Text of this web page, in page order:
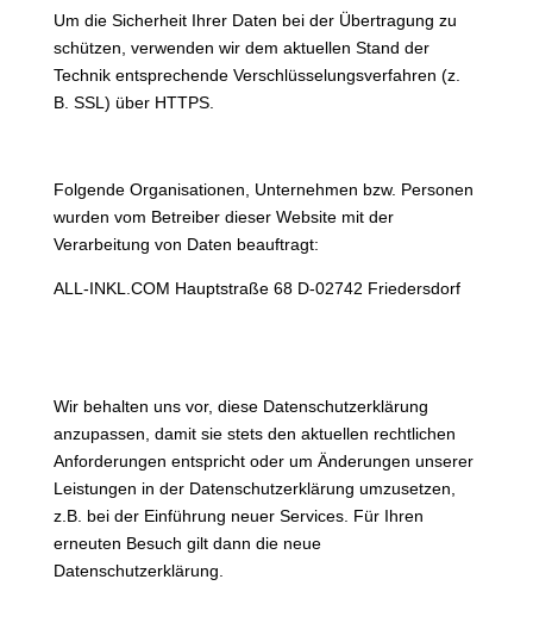
Um die Sicherheit Ihrer Daten bei der Übertragung zu
schützen, verwenden wir dem aktuellen Stand der
Technik entsprechende Verschlüsselungsverfahren (z.
B. SSL) über HTTPS.
Folgende Organisationen, Unternehmen bzw. Personen
wurden vom Betreiber dieser Website mit der
Verarbeitung von Daten beauftragt:
ALL-INKL.COM Hauptstraße 68 D-02742 Friedersdorf
Wir behalten uns vor, diese Datenschutzerklärung
anzupassen, damit sie stets den aktuellen rechtlichen
Anforderungen entspricht oder um Änderungen unserer
Leistungen in der Datenschutzerklärung umzusetzen,
z.B. bei der Einführung neuer Services. Für Ihren
erneuten Besuch gilt dann die neue
Datenschutzerklärung.